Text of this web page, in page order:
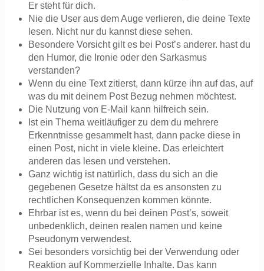
Er steht für dich.
Nie die User aus dem Auge verlieren, die deine Texte
lesen. Nicht nur du kannst diese sehen.
Besondere Vorsicht gilt es bei Post’s anderer. hast du
den Humor, die Ironie oder den Sarkasmus
verstanden?
Wenn du eine Text zitierst, dann kürze ihn auf das, auf
was du mit deinem Post Bezug nehmen möchtest.
Die Nutzung von E-Mail kann hilfreich sein.
Ist ein Thema weitläufiger zu dem du mehrere
Erkenntnisse gesammelt hast, dann packe diese in
einen Post, nicht in viele kleine. Das erleichtert
anderen das lesen und verstehen.
Ganz wichtig ist natürlich, dass du sich an die
gegebenen Gesetze hältst da es ansonsten zu
rechtlichen Konsequenzen kommen könnte.
Ehrbar ist es, wenn du bei deinen Post’s, soweit
unbedenklich, deinen realen namen und keine
Pseudonym verwendest.
Sei besonders vorsichtig bei der Verwendung oder
Reaktion auf Kommerzielle Inhalte. Das kann